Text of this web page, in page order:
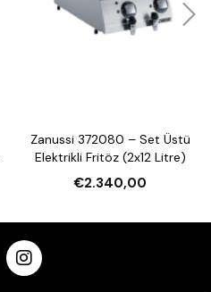
Zanussi 372080 – Set Üstü
Elektrikli Fritöz (2x12 Litre)
€2.340,00